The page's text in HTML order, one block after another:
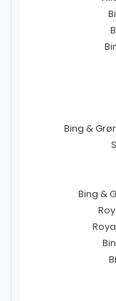
Bing &
Bing &